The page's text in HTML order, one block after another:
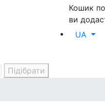
Кошик
ви
UA
Підібрати